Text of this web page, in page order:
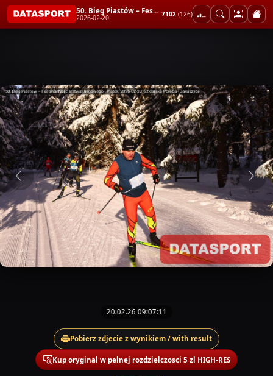
50. Bieg Piastów – Festiwal Narciarstwa Biegowego - Piątek
2026-02-20 7102 (126)
20.02.26 09:07:11
Pobierz zdjecie z wynikiem / with result
Kup oryginal w pelnej rozdzielczosci 5 zl HIGH-RES